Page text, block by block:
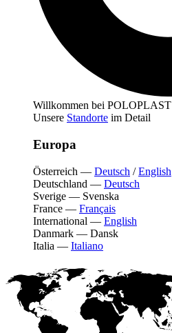
Willkommen bei POLOPLAST
Unsere Standorte im Detail
Europa
Österreich — Deutsch /English
Deutschland — Deutsch
Sverige — Svenska
France — Français
International — English
Danmark — Dansk
Italia — Italiano